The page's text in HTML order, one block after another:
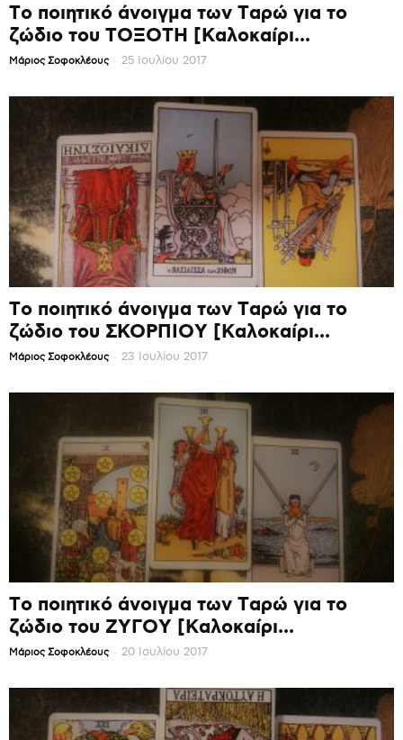
Το ποιητικό άνοιγμα των Ταρώ για το
ζώδιο του ΤΟΞΟΤΗ [Καλοκαίρι...
Mάριος Σοφοκλέους - 25 Ιουλίου 2017
Το ποιητικό άνοιγμα των Ταρώ για το
ζώδιο του ΣΚΟΡΠΙΟΥ [Καλοκαίρι...
Mάριος Σοφοκλέους - 23 Ιουλίου 2017
Το ποιητικό άνοιγμα των Ταρώ για το
ζώδιο του ΖΥΓΟΥ [Καλοκαίρι...
Mάριος Σοφοκλέους - 20 Ιουλίου 2017